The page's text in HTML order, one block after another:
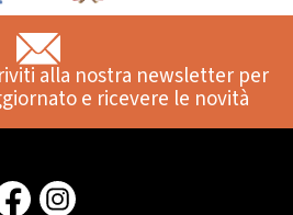
alla nostra newsletter per
e ricevere le novità